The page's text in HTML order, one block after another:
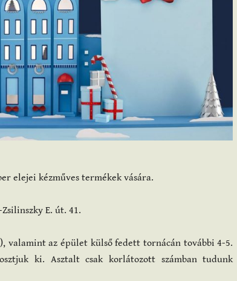
elejei kézműves termékek vására.
E. út. 41.
valamint az épület külső fedett tornácán további 4-5.
ki. Asztalt csak korlátozott számban tudunk